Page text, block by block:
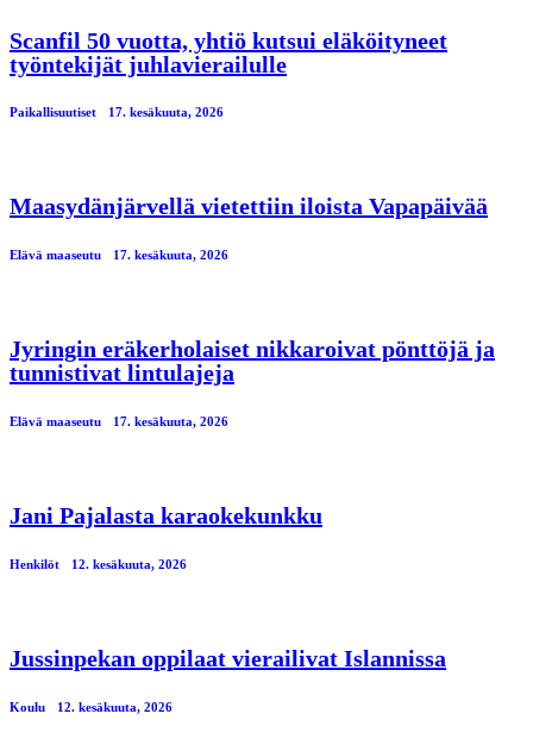
Scanfil 50 vuotta, yhtiö kutsui eläköityneet
työntekijät juhlavierailulle
Paikallisuutiset 17. kesäkuuta, 2026
Maasydänjärvellä vietettiin iloista Vapapäivää
Elävä maaseutu 17. kesäkuuta, 2026
Jyringin eräkerholaiset nikkaroivat pönttöjä ja
tunnistivat lintulajeja
Elävä maaseutu 17. kesäkuuta, 2026
Jani Pajalasta karaokekunkku
Henkilöt 12. kesäkuuta, 2026
Jussinpekan oppilaat vierailivat Islannissa
Koulu 12. kesäkuuta, 2026